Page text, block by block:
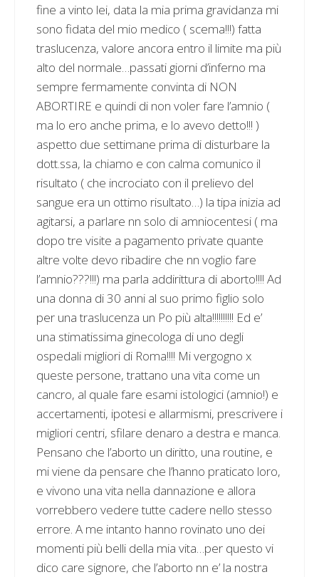
fine a vinto lei, data la mia prima gravidanza mi
sono fidata del mio medico ( scema!!!) fatta
traslucenza, valore ancora entro il limite ma più
alto del normale…passati giorni d’inferno ma
sempre fermamente convinta di NON
ABORTIRE e quindi di non voler fare l’amnio (
ma lo ero anche prima, e lo avevo detto!!! )
aspetto due settimane prima di disturbare la
dott.ssa, la chiamo e con calma comunico il
risultato ( che incrociato con il prelievo del
sangue era un ottimo risultato…) la tipa inizia ad
agitarsi, a parlare nn solo di amniocentesi ( ma
dopo tre visite a pagamento private quante
altre volte devo ribadire che nn voglio fare
l’amnio???!!!) ma parla addirittura di aborto!!!! Ad
una donna di 30 anni al suo primo figlio solo
per una traslucenza un Po più alta!!!!!!!!!! Ed e’
una stimatissima ginecologa di uno degli
ospedali migliori di Roma!!!! Mi vergogno x
queste persone, trattano una vita come un
cancro, al quale fare esami istologici (amnio!) e
accertamenti, ipotesi e allarmismi, prescrivere i
migliori centri, sfilare denaro a destra e manca.
Pensano che l’aborto un diritto, una routine, e
mi viene da pensare che l’hanno praticato loro,
e vivono una vita nella dannazione e allora
vorrebbero vedere tutte cadere nello stesso
errore. A me intanto hanno rovinato uno dei
momenti più belli della mia vita…per questo vi
dico care signore, che l’aborto nn e’ la nostra